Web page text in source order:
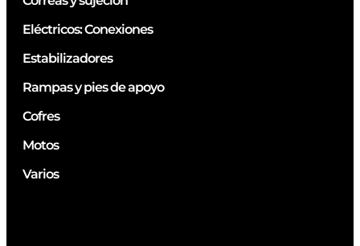
Eléctricos: Conexiones
Estabilizadores
Rampas y pies de apoyo
Cofres
Motos
Varios